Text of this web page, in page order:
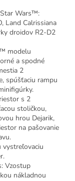
Wars™:
Land Calrissiana
droidov R2-D2
modelu
a spodné
2
spúšťaciu rampu
s 2
stoličkou,
hrou Dejarik,
na pašovanie
vystreľovaciu
Vzostup
nákladnou